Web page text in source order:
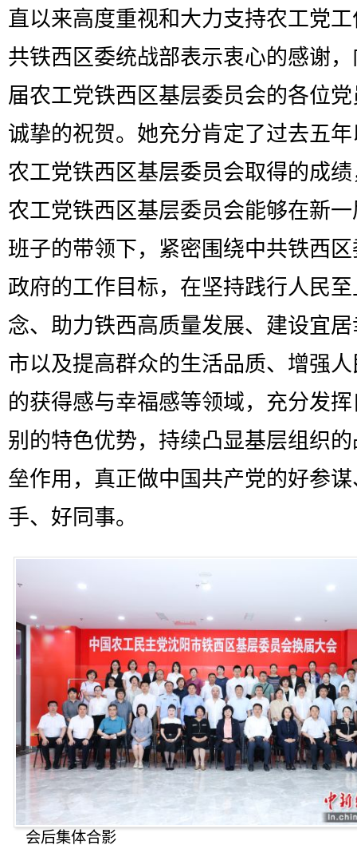
直以来高度重视和大力支持农工党
共铁西区委统战部表示衷心的感谢
届农工党铁西区基层委员会的各位
诚挚的祝贺。她充分肯定了过去五
农工党铁西区基层委员会取得的成
农工党铁西区基层委员会能够在新
班子的带领下，紧密围绕中共铁西
政府的工作目标，在坚持践行人民
念、助力铁西高质量发展、建设宜
市以及提高群众的生活品质、增强
的获得感与幸福感等领域，充分发
别的特色优势，持续凸显基层组织
垒作用，真正做中国共产党的好参
手、好同事。
会后集体合影